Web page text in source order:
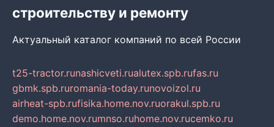
строительству и ремонту
Актуальный каталог компаний по всей России
t25-tractor.runashicveti.rualutex.spb.rufas.ru
gbmk.spb.ruromania-today.runovoizol.ru
airheat-spb.rufisika.home.nov.ruorakul.spb.ru
demo.home.nov.rumnso.ruhome.nov.rucemko.ru